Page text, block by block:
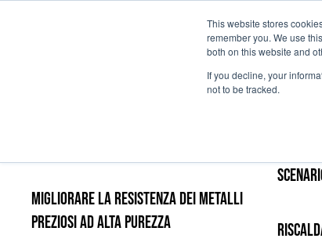
This website stores
remember you. We use
both on this website and
If you decline, your
not to be tracked.
Passa al contenuto principale
Migliorare la resistenza dei metalli
preziosi ad alta purezza